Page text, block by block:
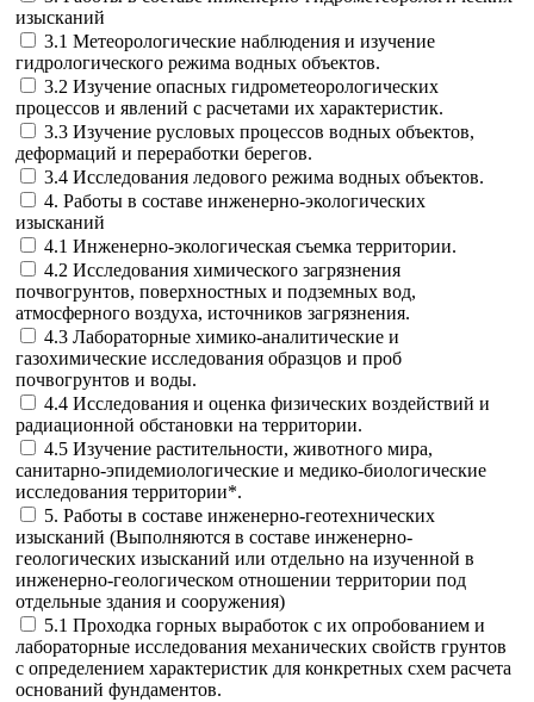
изысканий
3.1 Метеорологические наблюдения и изучение
гидрологического режима водных объектов.
3.2 Изучение опасных гидрометеорологических
процессов и явлений с расчетами их характеристик.
3.3 Изучение русловых процессов водных объектов,
деформаций и переработки берегов.
3.4 Исследования ледового режима водных объектов.
4. Работы в составе инженерно-экологических
изысканий
4.1 Инженерно-экологическая съемка территории.
4.2 Исследования химического загрязнения
почвогрунтов, поверхностных и подземных вод,
атмосферного воздуха, источников загрязнения.
4.3 Лабораторные химико-аналитические и
газохимические исследования образцов и проб
почвогрунтов и воды.
4.4 Исследования и оценка физических воздействий и
радиационной обстановки на территории.
4.5 Изучение растительности, животного мира,
санитарно-эпидемиологические и медико-биологические
исследования территории*.
5. Работы в составе инженерно-геотехнических
изысканий (Выполняются в составе инженерно-
геологических изысканий или отдельно на изученной в
инженерно-геологическом отношении территории под
отдельные здания и сооружения)
5.1 Проходка горных выработок с их опробованием и
лабораторные исследования механических свойств грунтов
с определением характеристик для конкретных схем расчета
оснований фундаментов.